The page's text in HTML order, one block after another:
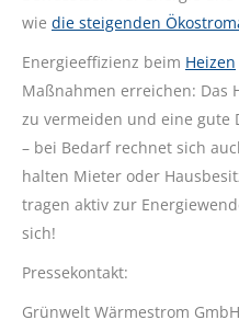
wie die steigenden
Energieeffizienz beim Heizen
Maßnahmen erreichen: Das
zu vermeiden und eine gute
– bei Bedarf rechnet sich
halten Mieter oder
tragen aktiv zur
sich!
Pressekontakt:
Grünwelt Wärmestrom GmbH